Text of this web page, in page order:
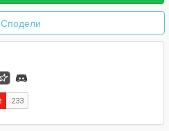
Сподели